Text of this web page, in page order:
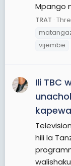
Mpango
TRAT
vijembe
Ili TBC
hili la